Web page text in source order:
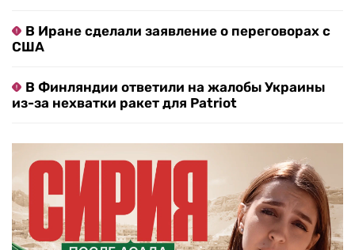
В Иране сделали заявление о переговорах с
США
В Финляндии ответили на жалобы Украины
из-за нехватки ракет для Patriot